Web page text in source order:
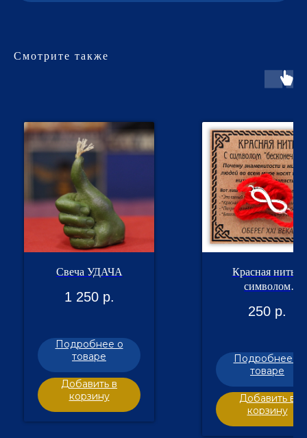
Смотрите также
Свеча УДАЧА
1 250 р.
Подробнее о
товаре
Добавить в
корзину
Красная нить с
символом
серебр.
250 р.
Подробнее о
товаре
Добавить в
корзину